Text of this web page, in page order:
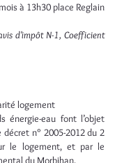
à 13h30 place Reglain
d'impôt N-1, Coefficient
logement
énergie-eau font l’objet
n° 2005-2012 du 2
le logement, et par le